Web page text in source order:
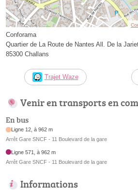
Conforama
Quartier de La Route de Nantes All. De la
85300 Challans
Trajet Waze
Venir en transports en
En bus
Ligne 12, à 962 m
Arrêt Gare SNCF - 11 Boulevard de la gare
Ligne 571, à 962 m
Arrêt Gare SNCF - 11 Boulevard de la gare
Informations